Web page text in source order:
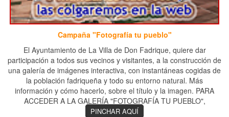
Campaña "Fotografía tu pueblo"
El Ayuntamiento de La Villa de Don Fadrique, quiere dar
participación a todos sus vecinos y visitantes, a la construcción de
una galería de imágenes interactiva, con instantáneas cogidas de
la población fadriqueña y todo su entorno natural. Más
información y cómo hacerlo, sobre el título y la imagen. PARA
ACCEDER A LA GALERÍA "FOTOGRAFÍA TU PUEBLO",
PINCHAR AQUÍ